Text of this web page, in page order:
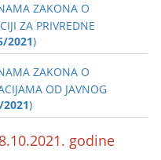
ZAKONA O
ZA PRIVREDNE
2021)
ZAKONA O
OD JAVNOG
2021)
godine